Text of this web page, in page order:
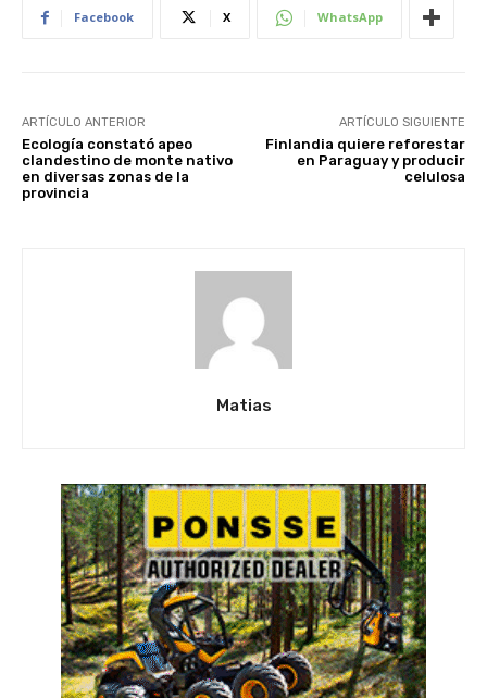
Facebook X WhatsApp
ARTÍCULO ANTERIOR
Ecología constató apeo
clandestino de monte nativo
en diversas zonas de la
provincia
ARTÍCULO SIGUIENTE
Finlandia quiere reforestar
en Paraguay y producir
celulosa
Matias